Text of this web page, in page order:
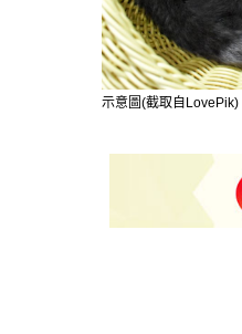
示意圖(截取自LovePik)